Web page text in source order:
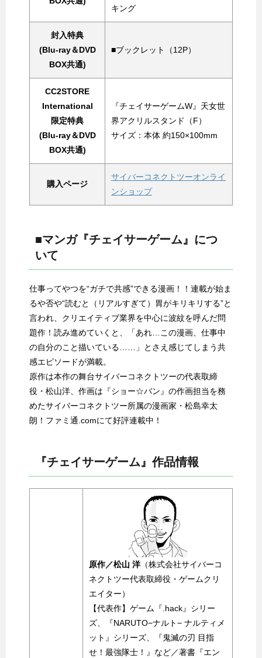
キング
封入特典
(Blu-ray＆DVD
BOX共通)
■ブックレット（12P）
CC2STORE
International
限定特典
(Blu-ray＆DVD
BOX共通)
『チェイサーゲームW』天女世
界アクリルスタンド（F）
サイズ：本体 約150×100mm
購入ページ
サイバーコネクトツーオンライ
ンショップ
■マンガ『チェイサーゲーム』につ
いて
仕事ってやつを“ガチで共感”できる漫画！！連載が始ま
るや否や“読むと（リアルすぎて）胃がキリキリする”と
言われ、クリエイティブ業界を中心に波紋を呼んだ問
題作！読み進めていくと、「あれ…この漫画、仕事中
の自分のこと描いている……」とさえ感じてしまう共
感エピソードが満載。
原作は本作の舞台サイバーコネクトツーの代表取締
役・松山洋、作画は『ショー☆バン』の作画担当を務
めたサイバーコネクトツー所属の漫画家・松島幸太
朗！ファミ通.comにて好評連載中！
『チェイサーゲーム』作品情報
原作／松山 洋（株式会社サイバーコ
ネクトツー代表取締役・ゲームクリ
エイター）
【代表作】ゲーム『.hack』シリー
ズ、『NARUTO−ナルト− ナルティメ
ット』シリーズ、『鬼滅の刃 目指
せ！最強隊士！』など／著書『エン